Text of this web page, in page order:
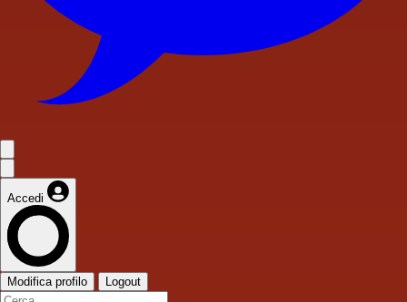
Accedi
Modifica profilo Logout